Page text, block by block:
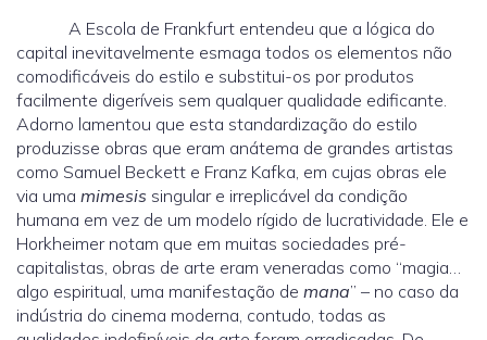
A Escola de Frankfurt entendeu que a lógica do
capital inevitavelmente esmaga todos os elementos não
comodificáveis do estilo e substitui-os por produtos
facilmente digeríveis sem qualquer qualidade edificante.
Adorno lamentou que esta standardização do estilo
produzisse obras que eram anátema de grandes artistas
como Samuel Beckett e Franz Kafka, em cujas obras ele
via uma mimesis singular e irreplicável da condição
humana em vez de um modelo rígido de lucratividade. Ele e
Horkheimer notam que em muitas sociedades pré-
capitalistas, obras de arte eram veneradas como “magia…
algo espiritual, uma manifestação de mana” – no caso da
indústria do cinema moderna, contudo, todas as